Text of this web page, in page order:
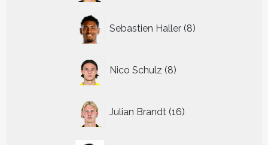
Sebastien Haller 8
producten
Nico Schulz 8
producten
Julian Brandt 16
producten